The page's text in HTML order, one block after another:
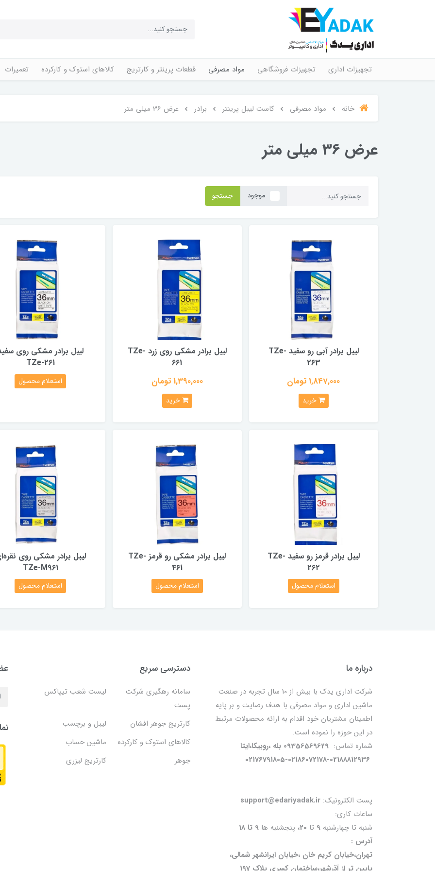
تجهیزات اداری تجهیزات فروشگاهی مواد مصرفی قطعات پرینتر و کارتریج کالاهای استوک و کارکرده تعمیرات
خانه مواد مصرفی کاست لیبل پرینتر برادر عرض 36 میلی متر
عرض 36 میلی متر
موجود جستجو
لیبل برادر آبی رو سفید TZe-
263
1,847,000 تومان
خرید
لیبل برادر مشکی روی زرد TZe-
661
1,390,000 تومان
خرید
لیبل برادر مشکی روی
TZe-261
استعلام محصول
لیبل برادر قرمز رو سفید TZe-
262
استعلام محصول
لیبل برادر مشکی رو قرمز TZe-
461
استعلام محصول
لیبل برادر مشکی روی
TZe-M961
استعلام محصول
درباره ما
شرکت اداری یدک با بیش از 10 سال تجربه در صنعت
ماشین اداری و مواد مصرفی با هدف رضایت و بر پایه
اطمینان مشتریان خود اقدام به ارائه محصولات مرتبط
در این حوزه را نموده است.
شماره تماس:09356569629 بله ،روبیکا،ایتا
02176791805-02186072178-02188812936
پست الکترونیک: support@edariyadak.ir
ساعات کاری:
شنبه تا چهارشنبه9 تا 20، پنجشنبه ها 9 تا 18
آدرس :
تهران،خیابان کریم خان ،خیابان ایرانشهر شمالی،
پایین تر از آذرشهر،ساختمان کسری پلاک 197
دسترسی سریع
سامانه رهگیری شرکت
پست
لیست شعب تیپاکس
کارتریج جوهر افشان
لیبل و برچسب
کالاهای استوک و کارکرده
ماشین حساب
جوهر
کارتریج لیزری